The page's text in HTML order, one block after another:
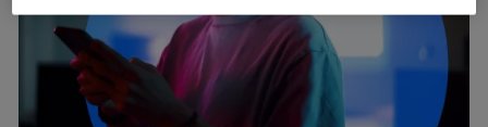
La tecnología Utiq está diseñada con la privacidad como
prioridad ofreciéndote elección y control.
La tecnología utiliza un identificador cifrado creado por tu
operadora de telefonía
, utilizando tu dirección IP y otra